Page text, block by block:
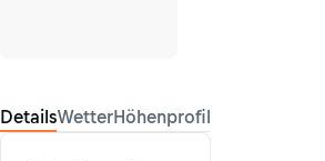
DetailsWetterHöhenprofil